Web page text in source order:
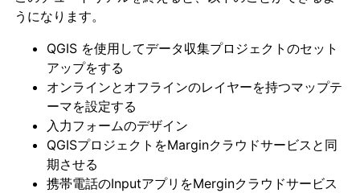
うになります。
QGIS を使用してデータ収集プロジェクトのセット
アップをする
オンラインとオフラインのレイヤーを持つマップテ
ーマを設定する
入力フォームのデザイン
QGISプロジェクトをMarginクラウドサービスと同
期させる
携帯電話のInputアプリをMerginクラウドサービス